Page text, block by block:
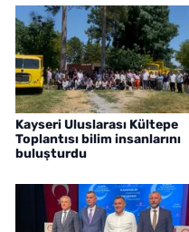
Kayseri Uluslarası Kültepe
Toplantısı bilim insanlarını
buluşturdu